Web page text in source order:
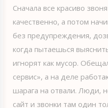
Сначала все красиво
качественно, а потом
без предупреждения,
когда пытаешься
игнорят как мусор.
сервис», а на деле
шарага на отвали. Люди,
сайт и звонки там один